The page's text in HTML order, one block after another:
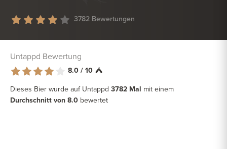
3782 Bewertungen
Untappd Bewertung
8.0 / 10
Dieses Bier wurde auf Untappd 3782 Mal mit einem
Durchschnitt von 8.0 bewertet